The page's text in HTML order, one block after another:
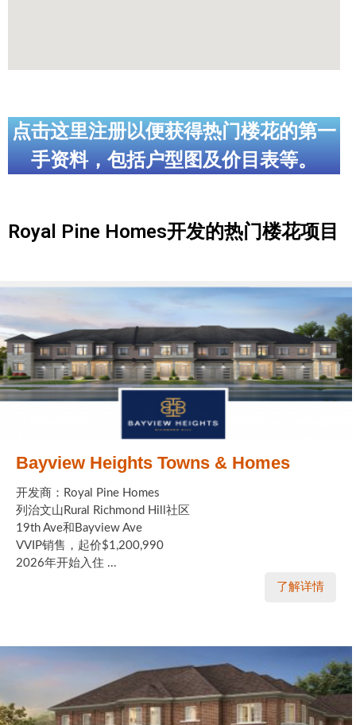
点击这里注册以便获得热门楼花的第一
手资料，包括户型图及价目表等。
Royal Pine Homes开发的热门楼花项目
Bayview Heights Towns & Homes
开发商：Royal Pine Homes
列治文山Rural Richmond Hill社区
19th Ave和Bayview Ave
VVIP销售，起价$1,200,990
2026年开始入住 ...
了解详情